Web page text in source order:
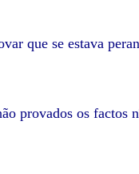
que se estava
provados os